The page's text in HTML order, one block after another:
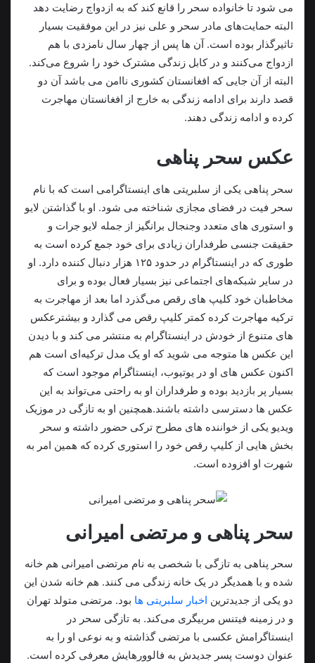
می شود تا خانواده سحر را قانع کند که به ازدواج رضایت دهد
البته حمایت‌های مادر سحر و علی نیز در این موفقیت بسیار
تاثیرگذار بوده است. آن ها پس از چهار سال نامزدی با هم
ازدواج می‌کنند و در کابل زندگی مشترک خود را شروع می‌کند.
البته از آن جایی که افغانستان کشوری ناامن می باشد آن دو
قصد دارند برای ادامه زندگی به خارج از افغانستان مهاجرت
کرده و ادامه زندگی دهند.
عکس سحر پناهی
سحر پناهی یکی از سلبریتی های اینستاگرامی است که با نام
سحر فیت در فضای مجازی شناخته می شود. او با گذاشتن لایو
و استوری های متعدد وجنجال برانگیز از جمله لایو جرات و
حقیقت جنسی طرفداران زیادی برای خود جمع کرده است به
طوری که در اینستاگرام در حدود ۱۲۵ هزار دنبال کننده دارد. او
در سایر شبکه‌های اجتماعی نیز بسیار فعال بوده و برای
مخاطبان خود کلیپ های رقص می‌گذرد اما بعد از مهاجرت به
ترکیه مهاجرت کرده کمتر کلیپ رقص می گذارد و بیشترعکس
های متنوع از خودش در اینستاگرام به منتشر می کند و با دیدن
این عکس ها متوجه می شوید که او یک مدل ترکیه‌ای است هم
اکنون عکس های او در یوتیوب، اینستاگرام موجود است که
بسیار پر بازدید بوده و طرفداران او به راحتی می‌تواند به این
عکس ها دسترسی داشته باشند.همچنین او به تازگی در موزیک
ویدیو یکی از خواننده های مطرح ترکی حضور داشته و سحر
بخش هایی از کلیپ رقص خود را استوری کرده که همین امر به
شهرت او افزوده است.
سحر پناهی و مرتضی امیرانی
سحر پناهی به تازگی با شخصی به نام مرتضی امیرانی هم خانه
شده و با همدیگر در یک خانه زندگی می کنند. هم خانه شدن این
دو یکی از جدیدترین اخبار سلبریتی ها بود. مرتضی متولد تهران
و در زمینه فیتنس مربیگری می‌کند. به تازگی سحر در
اینستاگرامش عکسی با مرتضی گذاشته و به نوعی او را به
عنوان دوست پسر جدیدش به فالوورهایش معرفی کرده است.